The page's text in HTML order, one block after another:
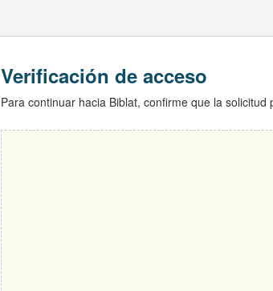
Verificación de acceso
Para continuar hacia Biblat, confirme que la